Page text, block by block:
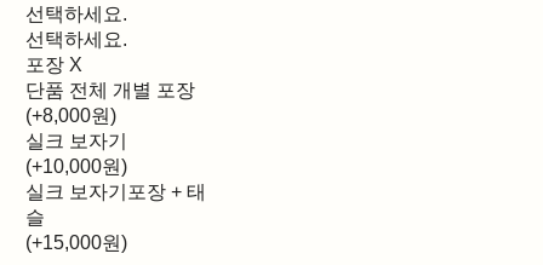
선택하세요.
선택하세요.
포장 X
단품 전체 개별 포장
(+8,000원)
실크 보자기
(+10,000원)
실크 보자기포장 + 태
슬
(+15,000원)